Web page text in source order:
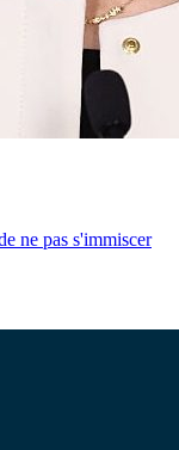
ne pas s'immiscer